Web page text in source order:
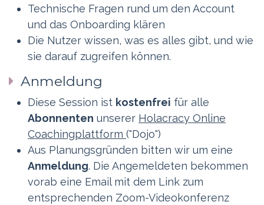
Technische Fragen rund um den Account
und das Onboarding klären
Die Nutzer wissen, was es alles gibt, und wie
sie darauf zugreifen können.
Anmeldung
Diese Session ist kostenfrei für alle
Abonnenten unserer Holacracy Online
Coachingplattform ("Dojo")
Aus Planungsgründen bitten wir um eine
Anmeldung. Die Angemeldeten bekommen
vorab eine Email mit dem Link zum
entsprechenden Zoom-Videokonferenz